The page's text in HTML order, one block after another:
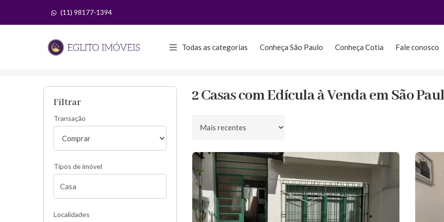
(11) 98177-1394
Página inicial
Todas as categorias Conheça São Paulo Conheça Cotia Fale conosco
Filtrar
Transação
Tipos de imóvel
Localidades
2 Casas com Edícula à Venda em São
Ordenar por